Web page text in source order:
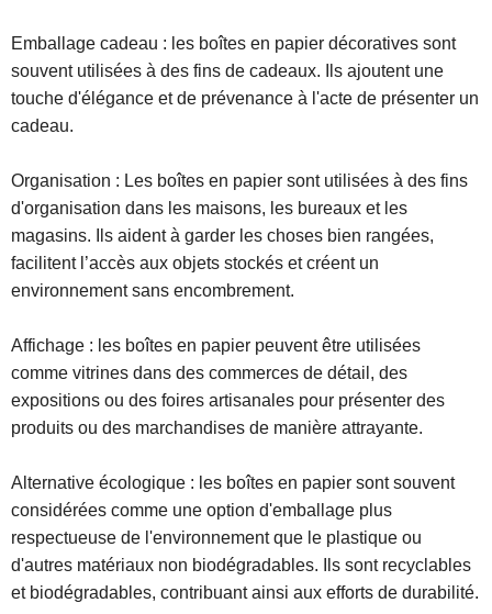
Emballage cadeau : les boîtes en papier décoratives sont
souvent utilisées à des fins de cadeaux. Ils ajoutent une
touche d'élégance et de prévenance à l'acte de présenter un
cadeau.
Organisation : Les boîtes en papier sont utilisées à des fins
d'organisation dans les maisons, les bureaux et les
magasins. Ils aident à garder les choses bien rangées,
facilitent l’accès aux objets stockés et créent un
environnement sans encombrement.
Affichage : les boîtes en papier peuvent être utilisées
comme vitrines dans des commerces de détail, des
expositions ou des foires artisanales pour présenter des
produits ou des marchandises de manière attrayante.
Alternative écologique : les boîtes en papier sont souvent
considérées comme une option d'emballage plus
respectueuse de l'environnement que le plastique ou
d'autres matériaux non biodégradables. Ils sont recyclables
et biodégradables, contribuant ainsi aux efforts de durabilité.